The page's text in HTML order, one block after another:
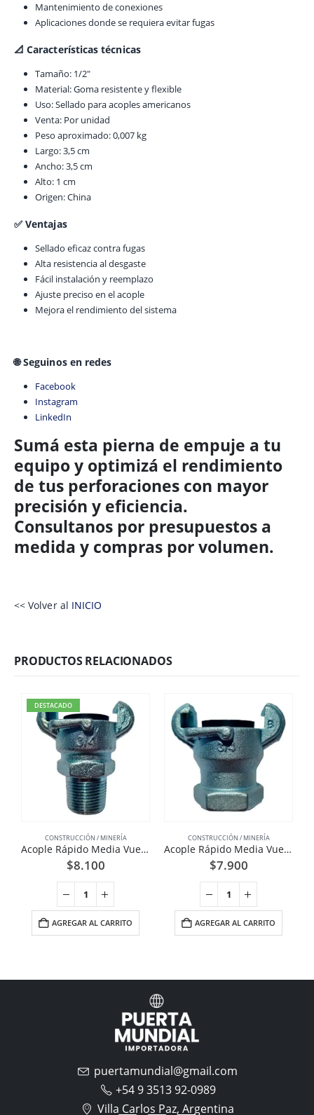
Mantenimiento de conexiones
Aplicaciones donde se requiera evitar fugas
📐 Características técnicas
Tamaño: 1/2″
Material: Goma resistente y flexible
Uso: Sellado para acoples americanos
Venta: Por unidad
Peso aproximado: 0,007 kg
Largo: 3,5 cm
Ancho: 3,5 cm
Alto: 1 cm
Origen: China
✅ Ventajas
Sellado eficaz contra fugas
Alta resistencia al desgaste
Fácil instalación y reemplazo
Ajuste preciso en el acople
Mejora el rendimiento del sistema
🌐 Seguinos en redes
Facebook
Instagram
LinkedIn
Sumá esta pierna de empuje a tu
equipo y optimizá el rendimiento
de tus perforaciones con mayor
precisión y eficiencia.
Consultanos por presupuestos a
medida y compras por volumen.
<< Volver al INICIO
PRODUCTOS RELACIONADOS
DESTACADO
CONSTRUCCIÓN / MINERÍA
Acople Rápido Media Vuelta Americano Hierro 3/4 Pulgadas UM
$8.100
AGREGAR AL CARRITO
CONSTRUCCIÓN / MINERÍA
Acople Rápido Media Vuelta Americano Hierro 3/4 Pulgadas UF
$7.900
AGREGAR AL CARRITO
puertamundial@gmail.com
+54 9 3513 92-0989
Villa Carlos Paz, Argentina